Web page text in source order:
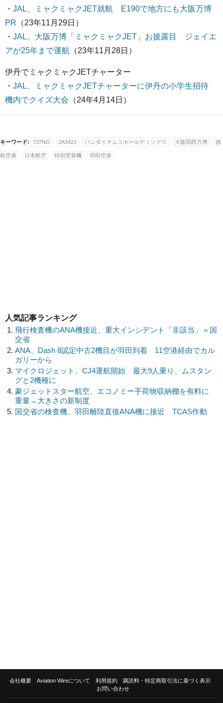
・ JAL、ミャクミャクJET就航 E190で地方にも大阪万博
PR （23年11月29日）
・ JAL、大阪万博「ミャクミャクJET」お披露目 ジェイエ
アが25年まで運航 （23年11月28日）
伊丹でミャクミャクJETチャーター
・ JAL、ミャクミャクJETチャーターに伊丹の小学生招待
機内でクイズ大会 （24年4月14日）
キーワード: 737NG JA342J バンダイナムコホールディングス 大阪関西万博 徳
島空港 日本航空 特別塗装機 羽田空港
人気記事ランキング
飛行検査機のANA機接近、重大インシデント「非該当」＝国
交省
ANA、Dash 8認定中古2機目が羽田到着 11空港経由でカル
ガリーから
マイクロジェット、CJ4運航開始 最大9人乗り、ムスタン
グと2機種に
豪ジェットスター航空、エコノミー手荷物収納棚を有料に
重量→大きさの新制度
国交省の検査機、羽田離陸直後ANA機に接近 TCAS作動
会社概要 Aviation Wireについて 利用規約
購読料・特定商取引法に基づく表示
お問い合わせ